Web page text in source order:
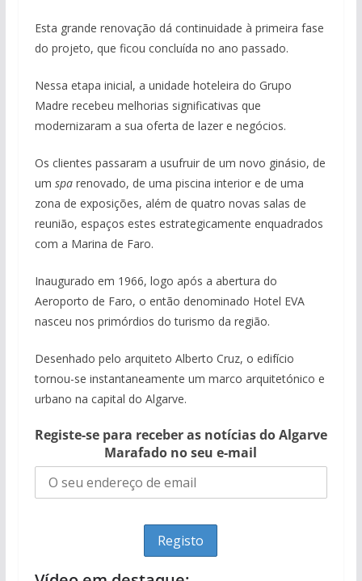
Esta grande renovação dá continuidade à primeira fase
do projeto, que ficou concluída no ano passado.
Nessa etapa inicial, a unidade hoteleira do Grupo
Madre recebeu melhorias significativas que
modernizaram a sua oferta de lazer e negócios.
Os clientes passaram a usufruir de um novo ginásio, de
um sparenovado, de uma piscina interior e de uma
zona de exposições, além de quatro novas salas de
reunião, espaços estes estrategicamente enquadrados
com a Marina de Faro.
Inaugurado em 1966, logo após a abertura do
Aeroporto de Faro, o então denominado Hotel EVA
nasceu nos primórdios do turismo da região.
Desenhado pelo arquiteto Alberto Cruz, o edifício
tornou-se instantaneamente um marco arquitetónico e
urbano na capital do Algarve.
Registe-se para receber as notícias do Algarve
Marafado no seu e-mail